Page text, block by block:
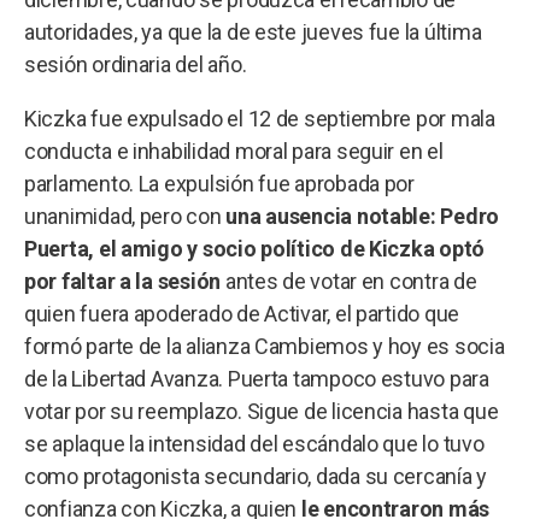
autoridades, ya que la de este jueves fue la última
sesión ordinaria del año.
Kiczka fue expulsado el 12 de septiembre por mala
conducta e inhabilidad moral para seguir en el
parlamento. La expulsión fue aprobada por
unanimidad, pero con una ausencia notable: Pedro
Puerta, el amigo y socio político de Kiczka optó
por faltar a la sesión antes de votar en contra de
quien fuera apoderado de Activar, el partido que
formó parte de la alianza Cambiemos y hoy es socia
de la Libertad Avanza. Puerta tampoco estuvo para
votar por su reemplazo. Sigue de licencia hasta que
se aplaque la intensidad del escándalo que lo tuvo
como protagonista secundario, dada su cercanía y
confianza con Kiczka, a quien le encontraron más